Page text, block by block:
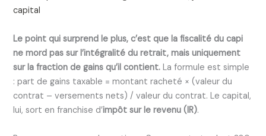
capital
Le point qui surprend le plus, c’est que la fiscalité du capi
ne mord pas sur l’intégralité du retrait, mais uniquement
sur la fraction de gains qu’il contient. La formule est simple
: part de gains taxable = montant racheté × (valeur du
contrat – versements nets) / valeur du contrat. Le capital,
lui, sort en franchise d’impôt sur le revenu (IR).